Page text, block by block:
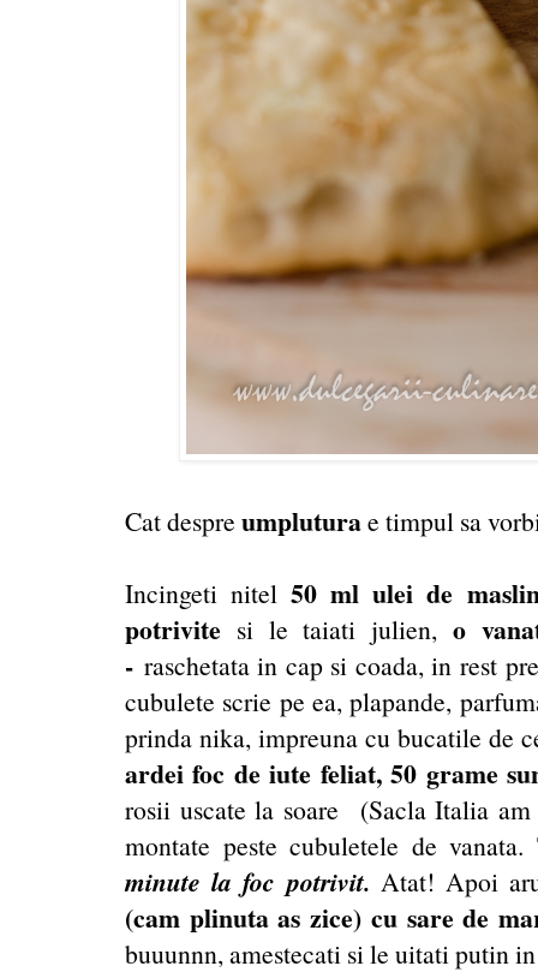
Cat despre umpluturae timpul sa
Incingeti nitel50 ml ulei de
potrivite si le taiati julien,o
- raschetata in cap si coada, in rest
cubulete scrie pe ea, plapande,
prinda nika, impreuna cu bucatile de
ardei foc de iute feliat, 50 grame
rosii uscate la soare (Sacla Italia
montate peste cubuletele de vanata.
minute la foc potrivit. Atat! Apoi
(cam plinuta as zice) cu sare de
buuunnn, amestecati si le uitati putin